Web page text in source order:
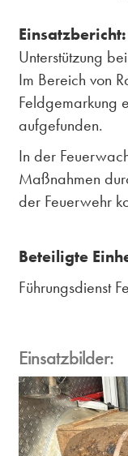
Einsatzbericht:
Unterstützung
Im Bereich von
Feldgemarkung
aufgefunden.
In der
Maßnahmen
der Feuerwehr
Beteiligte
Führungsdienst
Einsatzbilder: